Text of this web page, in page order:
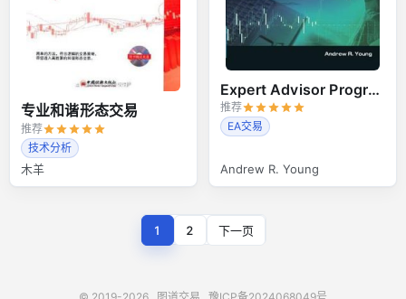
专业和谐形态交易
推荐
技术分析
木羊
Expert Advisor Programming
推荐
EA交易
Andrew R. Young
1 2 下一页